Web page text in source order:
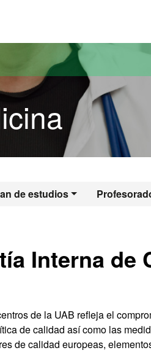
de estudios
Interna de
de la UAB refleja el
de calidad así como las
de calidad europeas,